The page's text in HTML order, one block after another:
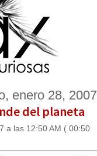
enero 28, 2007
del planeta
a las 12:50 AM ( 00:50